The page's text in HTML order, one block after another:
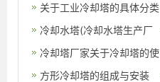
厂冷却塔原理
关于工业冷却塔的具体分类
形式介绍(冷却塔的分类有
哪些)
冷却水塔(冷却水塔生产厂
家)
冷却塔厂家关于冷却塔的使
用规则,冷却塔厂家排名
方形冷却塔的组成与安装